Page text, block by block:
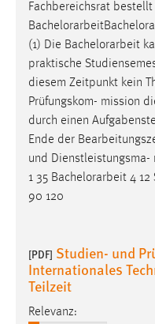
Fachbereichsrat bestellt
Bachelorarbeit
(1) Die Bachelorarbeit
praktische
diesem Zeitpunkt kein
Prüfungskom- mission
durch einen
Ende der
und Dienstleistungsma-
1 35 Bachelorarbeit 4 12
90 120
[PDF] Studien- und
Internationales
Teilzeit
Relevanz: